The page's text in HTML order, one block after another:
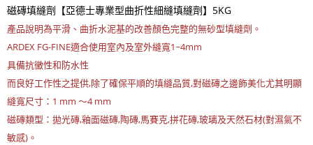
磁磚填縫劑【亞德士專業型曲折性細縫填縫劑】5KG
產品說明為平滑、曲折水泥基的改善顏色完整的無砂型填縫劑。
ARDEX FG-FINE適合使用室內及室外縫寬1~4mm
具備抗黴性和防水性
而良好工作性之提供,除了確保平順的填縫品質,對磁磚之邊飾美化尤其明顯
縫寬尺寸：1 mm ～4 mm
磁磚類型：拋光磚,釉面磁磚,陶磚,馬賽克,拼花磚,玻璃及天然石材(對濕氣不
敏感)。